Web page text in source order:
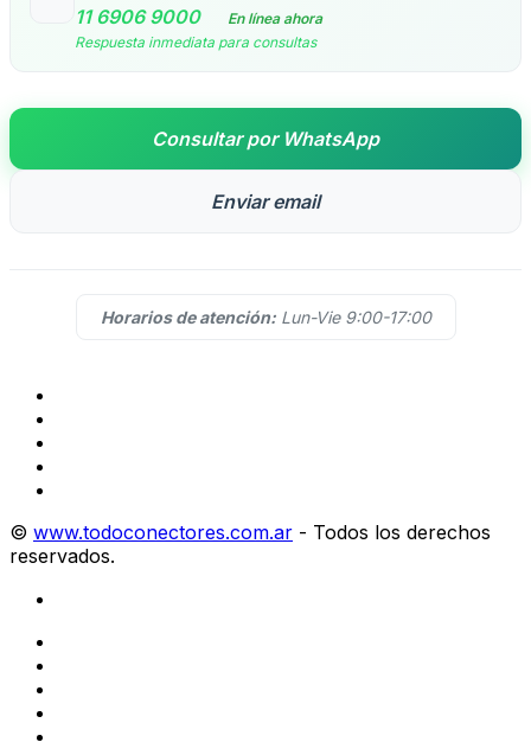
11 6906 9000
En línea ahora
Respuesta inmediata para consultas
Consultar por WhatsApp
Enviar email
Horarios de atención:Lun-Vie 9:00-17:00
© www.todoconectores.com.ar - Todos los derechos
reservados.